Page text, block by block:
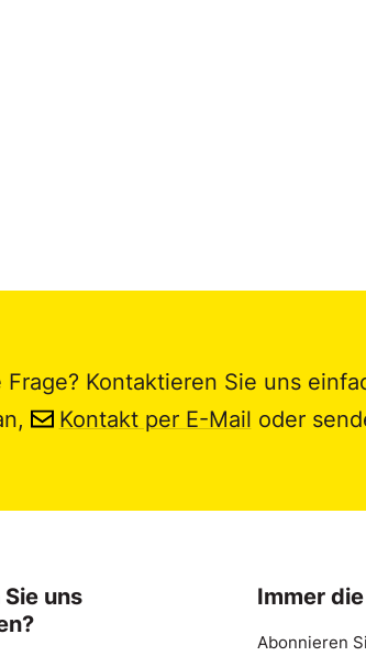
Frage? Kontaktieren Sie uns
Kontakt per E-Mail oder
uns
Immer
Abonnieren